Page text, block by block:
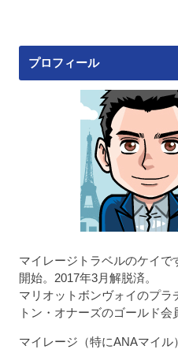
プロフィール
マイレージトラベルのケイで
開始。2017年3月解脱済。
マリオットボンヴォイのプラ
トン・オナーズのゴールド会
マイレージ（特にANAマイル